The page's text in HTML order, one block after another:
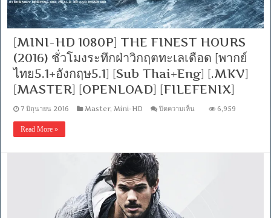
[.MKV]
[MASTER]
[ONE2UP]
[FILEFENIX]
[MINI-HD 1080P] THE FINEST HOURS
(2016) ชั่วโมงระทึกฝ่าวิกฤตทะเลเดือด [พากย์
ไทย5.1+อังกฤษ5.1] [Sub Thai+Eng] [.MKV]
[MASTER] [OPENLOAD] [FILEFENIX]
7 มิถุนายน 2016 Master,Mini-HD ปิดความเห็นบน
6,959
Read More »